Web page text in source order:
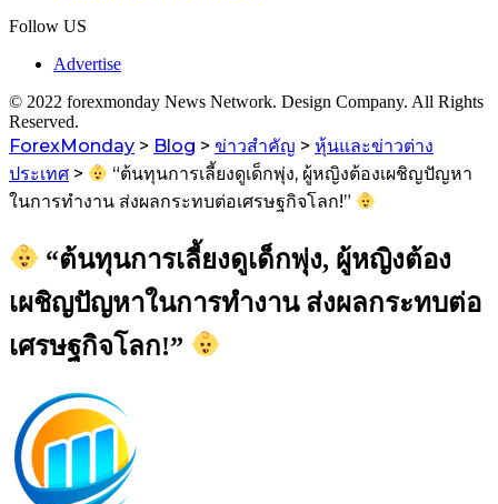
Follow US
Advertise
© 2022 forexmonday News Network. Design Company. All Rights
Reserved.
ForexMonday > Blog > ข่าวสำคัญ > หุ้นและข่าวต่าง
ประเทศ >
“ต้นทุนการเลี้ยงดูเด็กพุ่ง, ผู้หญิงต้องเผชิญปัญหา
ในการทำงาน ส่งผลกระทบต่อเศรษฐกิจโลก!”
“ต้นทุนการเลี้ยงดูเด็กพุ่ง, ผู้หญิงต้อง
เผชิญปัญหาในการทำงาน ส่งผลกระทบต่อ
เศรษฐกิจโลก!”